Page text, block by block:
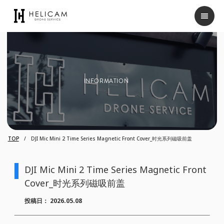
INFORMATION
TOP DJI Mic Mini 2 Time Series Magnetic Front Cover_时光系列磁吸前盖
DJI Mic Mini 2 Time Series Magnetic Front
Cover_时光系列磁吸前盖
投稿日： 2026.05.08